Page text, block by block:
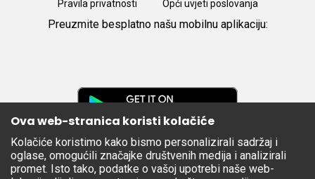
Pravila privatnosti Opći uvjeti poslovanja
Preuzmite besplatno našu mobilnu aplikaciju:
Apple
Store
Ova web-stranica koristi kolačiće
Kolačiće koristimo kako bismo personalizirali sadržaj i
oglase, omogućili značajke društvenih medija i analizirali
promet. Isto tako, podatke o vašoj upotrebi naše web-